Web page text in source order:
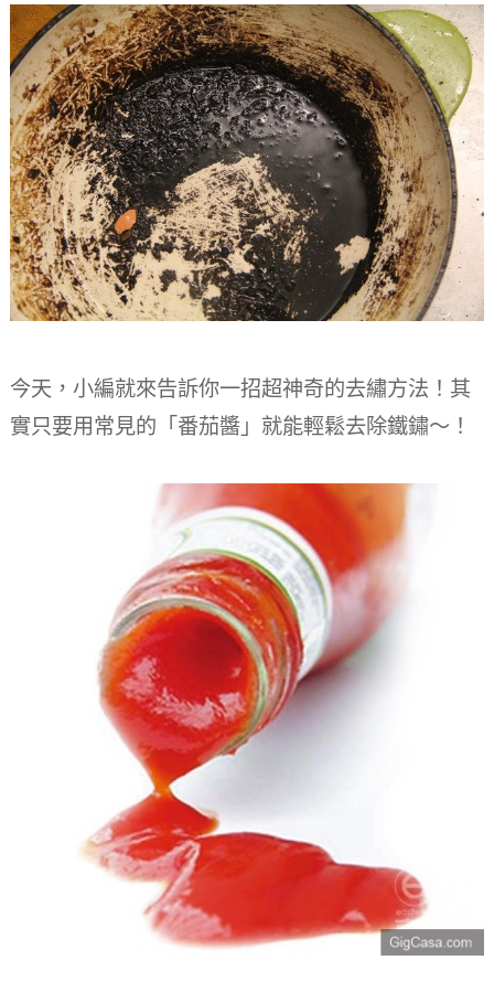
今天，小編就來告訴你一招超神奇的去繡方法！其
實只要用常見的「番茄醬」就能輕鬆去除鐵鏽～！